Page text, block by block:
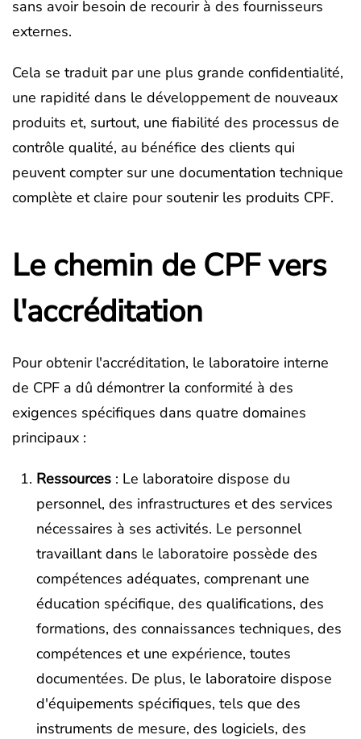
sans avoir besoin de recourir à des fournisseurs
externes.
Cela se traduit par une plus grande confidentialité,
une rapidité dans le développement de nouveaux
produits et, surtout, une fiabilité des processus de
contrôle qualité, au bénéfice des clients qui
peuvent compter sur une documentation technique
complète et claire pour soutenir les produits CPF.
Le chemin de CPF vers
l'accréditation
Pour obtenir l'accréditation, le laboratoire interne
de CPF a dû démontrer la conformité à des
exigences spécifiques dans quatre domaines
principaux :
Ressources : Le laboratoire dispose du
personnel, des infrastructures et des services
nécessaires à ses activités. Le personnel
travaillant dans le laboratoire possède des
compétences adéquates, comprenant une
éducation spécifique, des qualifications, des
formations, des connaissances techniques, des
compétences et une expérience, toutes
documentées. De plus, le laboratoire dispose
d'équipements spécifiques, tels que des
instruments de mesure, des logiciels, des